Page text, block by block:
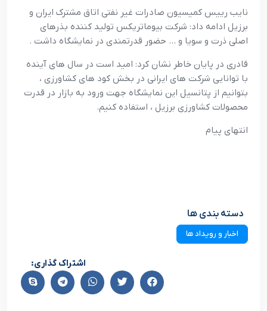
نايب رييس کميسيون صادرات غير نفتي اتاق مشترک ايران و
برزيل ادامه داد: شرکت بيوماتريکس توليد کننده بذرهاي
اصلي ذرت و سويا و … حضور قدرتمندي در نمايشگاه داشت .
قادري در پايان خاطر نشان کرد: اميد است در سال هاي آينده
با توانايي شرکت هاي ايراني در بخش کود هاي کشاورزي ،
بتوانيم از پتانسيل اين نمايشگاه جهت ورود به بازار در قدرت
محصولات کشاورزي برزيل ، استفاده کنيم.
انتهاي پيام
دسته بندی ها
اخبار و رویداد ها
اشتراک گذاری: